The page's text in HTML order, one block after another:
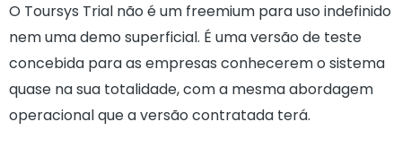
O Toursys Trial não é um freemium para uso indefinido
nem uma demo superficial. É uma versão de teste
concebida para as empresas conhecerem o sistema
quase na sua totalidade, com a mesma abordagem
operacional que a versão contratada terá.